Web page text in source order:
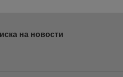
на новости